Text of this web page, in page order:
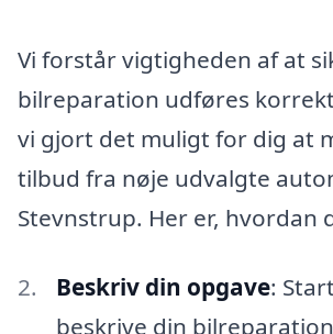
Vi forstår vigtigheden af at
bilreparation udføres
vi gjort det muligt for dig at
tilbud fra nøje udvalgte
Stevnstrup. Her er, hvordan
Beskriv din opgave:
beskrive din